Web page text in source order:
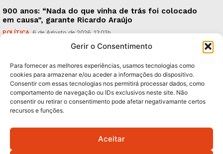
Gerir o Consentimento
Para fornecer as melhores experiências, usamos tecnologias como
cookies para armazenar e/ou aceder a informações do dispositivo.
Consentir com essas tecnologias nos permitirá processar dados, como
comportamento de navegação ou IDs exclusivos neste site. Não
consentir ou retirar o consentimento pode afetar negativamante certos
recursos e funções.
Aceitar
900 anos: “Nada do que vinha de trás foi colocado
em causa”, garante Ricardo Araújo
POLÍTICA 6 de Agosto de 2026, 13:03h
Fraude dada como provada, arguidos livres. Como?
Subscreva Newsletter:
QUERO ADERIR